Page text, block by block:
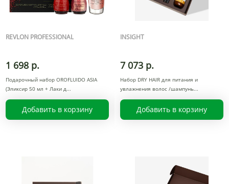
REVLON PROFESSIONAL
1 698 р.
Подарочный набор OROFLUIDO ASIA
(Эликсир 50 мл + Лаки д
Добавить в корзину
INSIGHT
7 073 р.
Набор DRY HAIR для питания и
увлажнения волос /шампунь
Добавить в корзину